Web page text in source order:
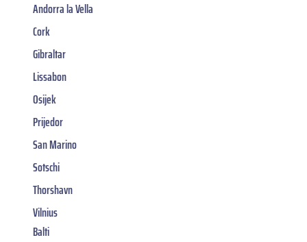
Andorra la Vella
Cork
Gibraltar
Lissabon
Osijek
Prijedor
San Marino
Sotschi
Thorshavn
Vilnius
Balti